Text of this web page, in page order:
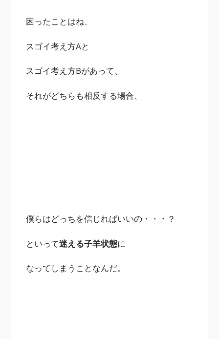
困ったことはね、
スゴイ考え方Aと
スゴイ考え方Bがあって、
それがどちらも相反する場合、
僕らはどっちを信じればいいの・・・？
といって迷える子羊状態に
なってしまうことなんだ。